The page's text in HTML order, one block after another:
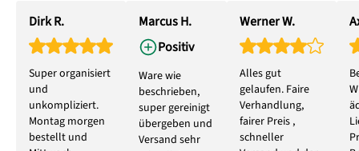
Dirk R.
Super organisiert
und
unkompliziert.
Montag morgen
bestellt und
Marcus H.
Positiv
Ware wie
beschrieben,
super gereinigt
übergeben und
Versand sehr
Werner W.
Alles gut
gelaufen. Faire
Verhandlung,
fairer Preis ,
schneller